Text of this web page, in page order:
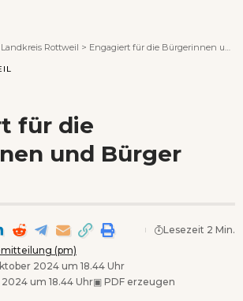
Landkreis Rottweil > Engagiert für die Bürgerinnen und Bürger
für die
und Bürger
(pm)
2024 um 18.44 Uhr
um 18.44 Uhr▣ PDF erzeugen
Lesezeit 2 Min.